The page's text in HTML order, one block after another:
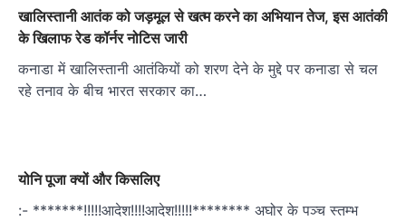
खालिस्तानी आतंक को जड़मूल से खत्म करने का अभियान तेज, इस आतंकी
के खिलाफ रेड कॉर्नर नोटिस जारी
कनाडा में खालिस्तानी आतंकियों को शरण देने के मुद्दे पर कनाडा से चल
रहे तनाव के बीच भारत सरकार का…
योनि पूजा क्यों और किसलिए
:- *******!!!!!आदेश!!!!आदेश!!!!!******** अघोर के पञ्च स्तम्भ